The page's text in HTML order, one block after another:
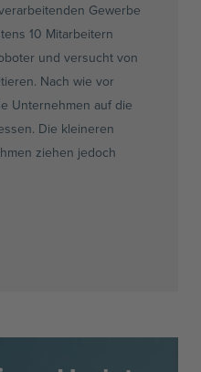
Gewerbe
10 Mitarbeitern
und versucht von
Nach wie vor
Unternehmen auf die
Die kleineren
ziehen jedoch